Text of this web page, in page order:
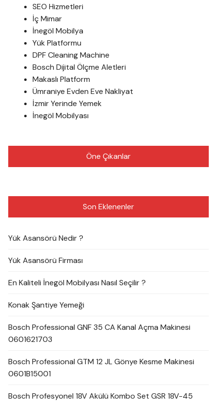
SEO Hizmetleri
İç Mimar
İnegöl Mobilya
Yük Platformu
DPF Cleaning Machine
Bosch Dijital Ölçme Aletleri
Makaslı Platform
Ümraniye Evden Eve Nakliyat
İzmir Yerinde Yemek
İnegöl Mobilyası
Öne Çıkanlar
Son Eklenenler
Yük Asansörü Nedir ?
Yük Asansörü Firması
En Kaliteli İnegöl Mobilyası Nasıl Seçilir ?
Konak Şantiye Yemeği
Bosch Professional GNF 35 CA Kanal Açma Makinesi
0601621703
Bosch Professional GTM 12 JL Gönye Kesme Makinesi
0601B15001
Bosch Profesyonel 18V Akülü Kombo Set GSR 18V-45